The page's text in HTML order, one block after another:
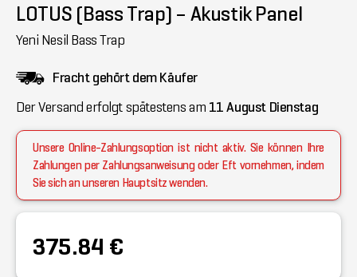
LOTUS (Bass Trap) – Akustik Panel
Yeni Nesil Bass Trap
Fracht gehört dem Käufer
Der Versand erfolgt spätestens am 11 August Dienstag
Unsere Online-Zahlungsoption ist nicht aktiv. Sie können Ihre
Zahlungen per Zahlungsanweisung oder Eft vornehmen, indem
Sie sich an unseren Hauptsitz wenden.
375.84 €